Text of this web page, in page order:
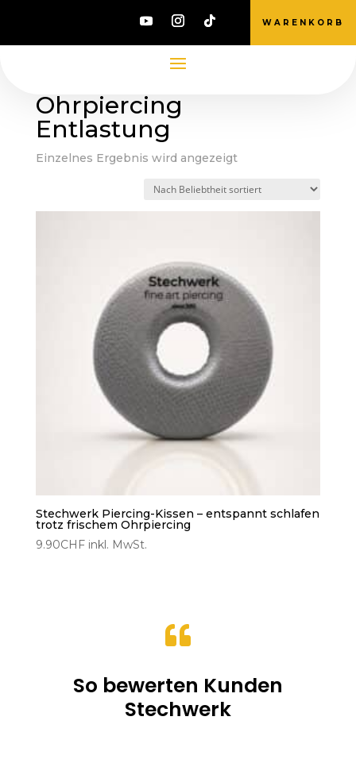
WARENKORB
/ Produkte verschlagwortet mit
„Ohrpiercing Entlastung“
Ohrpiercing
Entlastung
Einzelnes Ergebnis wird angezeigt
Stechwerk Piercing-Kissen – entspannt schlafen
trotz frischem Ohrpiercing
9.90CHF inkl. MwSt.

So bewerten Kunden
Stechwerk